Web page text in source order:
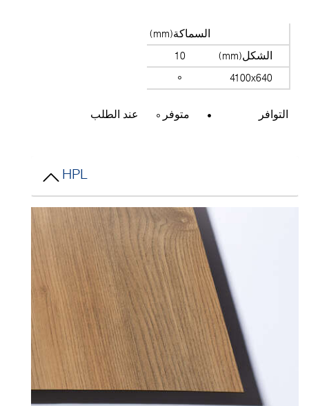
السماكة(mm)
الشكل(mm)
4100x640
التوافر متوفر عند الطلب
HPL